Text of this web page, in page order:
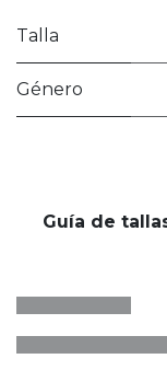
Talla
Género
Guía de